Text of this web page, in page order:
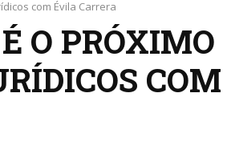
com Évila Carrera
O PRÓXIMO
COM